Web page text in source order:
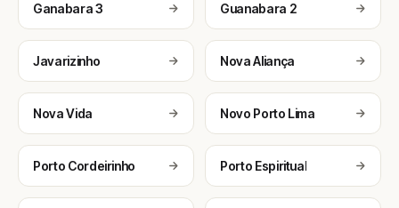
Ganabara 3 Guanabara 2
Javarizinho Nova Aliança
Nova Vida Novo Porto Lima
Porto Cordeirinho Porto Espiritual